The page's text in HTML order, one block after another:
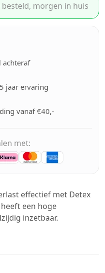
besteld, morgen in huis
achteraf
jaar ervaring
vanaf €40,-
met:
effectief met Detex
een hoge
inzetbaar.